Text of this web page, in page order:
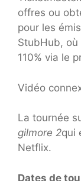
offres ou
pour les
StubHub,
110% via le
Vidéo
La tournée
gilmore 2qui
Netflix.
Dates de